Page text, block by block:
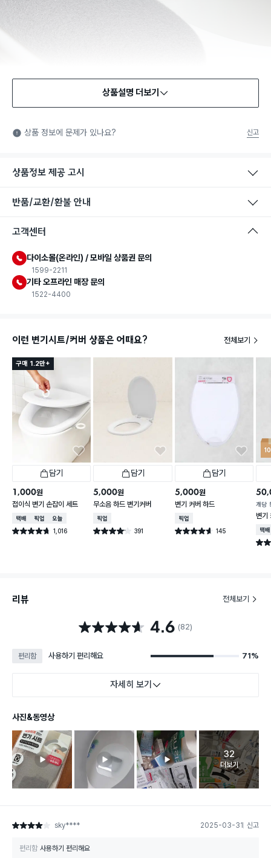
상품설명 더보기
상품 정보에 문제가 있나요? 신고
상품정보 제공 고시
반품/교환/환불 안내
고객센터
다이소몰(온라인) / 모바일 상품권 문의
1599-2211
기타 오프라인 매장 문의
1522-4400
이런 변기시트/커버 상품은 어때요? 전체보기
구매 1.2만+
담기
1,000원
접이식 변기 손잡이 세트
택배배송매장픽업오늘배송
별점 4.7점 1,016
건 작성
담기
5,000원
무소음 하드 변기커버
매장픽업
별점 4.1점 391
건 작성
담기
5,000원
변기 커버 하드
매장픽업
별점 4.6점 145
건 작성
개당
변기
택배
별점
리뷰 전체보기
별점 4.6점 4.6 (82)
편리함 사용하기 편리해요 71%
자세히 보기
사진&동영상
고객 리뷰
32
더보기
별점 4점 sky**** 2025-03-31 신고
편리함 사용하기 편리해요